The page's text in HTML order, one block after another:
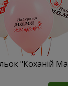
"Коханій